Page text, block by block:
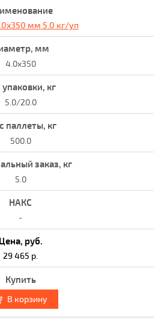
мм 5.0 кг/уп
4.0x350
5.0/20.0
500.0
5.0
-
29 465 р.
В корзину